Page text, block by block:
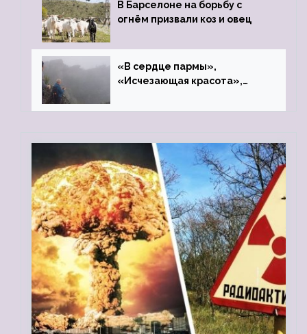
В Барселоне на борьбу с
огнём призвали коз и овец
«В сердце пармы»,
«Исчезающая красота»,